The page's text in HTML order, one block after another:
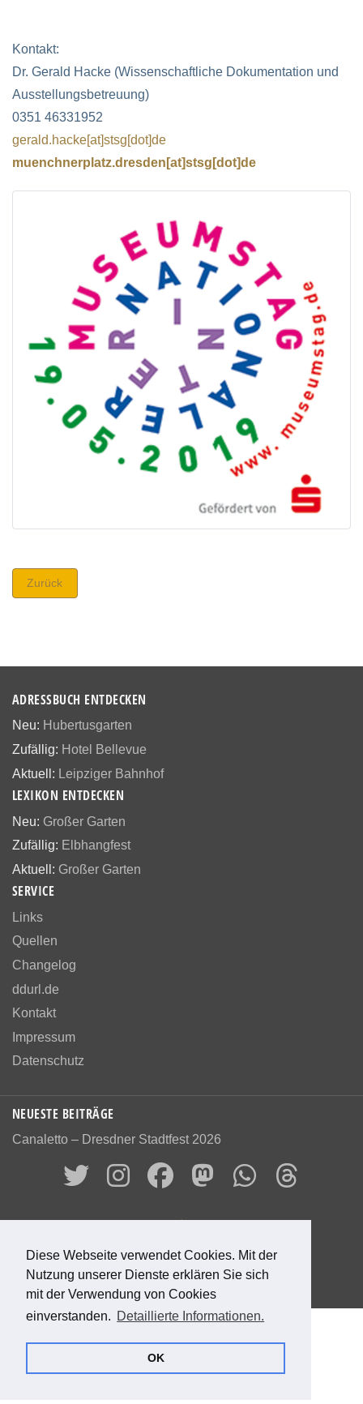
Diese Webseite verwendet Cookies. Mit der
Nutzung unserer Dienste erklären Sie sich
mit der Verwendung von Cookies
einverstanden. Detaillierte Informationen.
OK
Kontakt:
Dr. Gerald Hacke (Wissenschaftliche Dokumentation und
Ausstellungsbetreuung)
0351 46331952
gerald.hacke[at]stsg[dot]de
muenchnerplatz.dresden[at]stsg[dot]de
Zurück
ADRESSBUCH ENTDECKEN
Neu: Hubertusgarten
Zufällig: Hotel Bellevue
Aktuell: Leipziger Bahnhof
LEXIKON ENTDECKEN
Neu: Großer Garten
Zufällig: Elbhangfest
Aktuell: Großer Garten
SERVICE
Links
Quellen
Changelog
ddurl.de
Kontakt
Impressum
Datenschutz
NEUESTE BEITRÄGE
Canaletto – Dresdner Stadtfest 2026
Bewerte diese Seite
0 Bewertungen 0 %